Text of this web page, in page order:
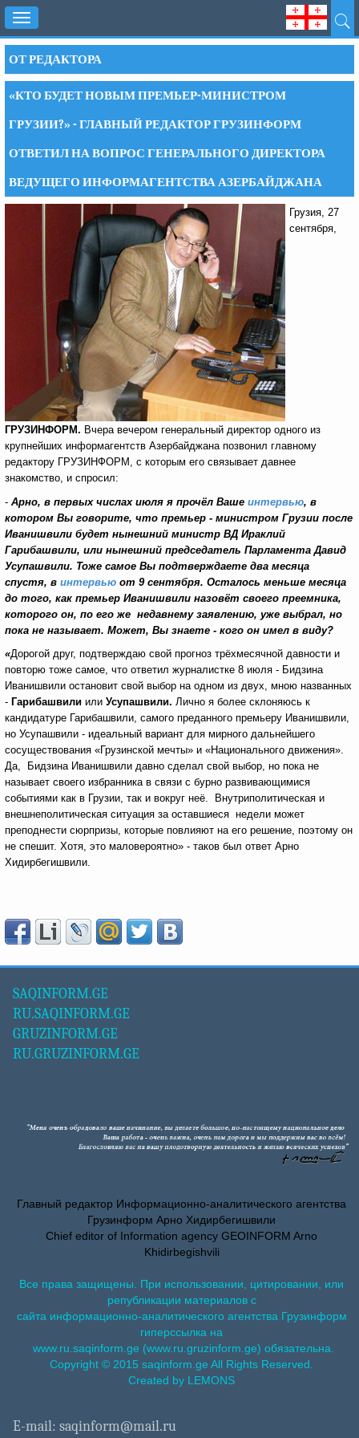
Toggle
navigation
ОТ РЕДАКТОРА
«КТО БУДЕТ НОВЫМ ПРЕМЬЕР-МИНИСТРОМ
ГРУЗИИ?» - ГЛАВНЫЙ РЕДАКТОР ГРУЗИНФОРМ
ОТВЕТИЛ НА ВОПРОС ГЕНЕРАЛЬНОГО ДИРЕКТОРА
ВЕДУЩЕГО ИНФОРМАГЕНТСТВА АЗЕРБАЙДЖАНА
Грузия, 27
сентября,
ГРУЗИНФОРМ. Вчера вечером генеральный директор одного из
крупнейших информагентств Азербайджана позвонил главному
редактору ГРУЗИНФОРМ, с которым его связывает давнее
знакомство, и спросил:
- Арно, в первых числах июля я прочёл Ваше интервью, в
котором Вы говорите, что премьер - министром Грузии после
Иванишвили будет нынешний министр ВД Ираклий
Гарибашвили, или нынешний председатель Парламента Давид
Усупашвили. Тоже самое Вы подтверждаете два месяца
спустя, в интервью от 9 сентября. Осталось меньше месяца
до того, как премьер Иванишвили назовёт своего преемника,
которого он, по его же недавнему заявлению, уже выбрал, но
пока не называет. Может, Вы знаете - кого он имел в виду?
«Дорогой друг, подтверждаю свой прогноз трёхмесячной давности и
повторю тоже самое, что ответил журналистке 8 июля - Бидзина
Иванишвили остановит свой выбор на одном из двух, мною названных
- Гарибашвили или Усупашвили. Лично я более склоняюсь к
кандидатуре Гарибашвили, самого преданного премьеру Иванишвили,
но Усупашвили - идеальный вариант для мирного дальнейшего
сосуществования «Грузинской мечты» и «Национального движения».
Да, Бидзина Иванишвили давно сделал свой выбор, но пока не
называет своего избранника в связи с бурно развивающимися
событиями как в Грузии, так и вокруг неё. Внутриполитическая и
внешнеполитическая ситуация за оставшиеся недели может
преподнести сюрпризы, которые повлияют на его решение, поэтому он
не спешит. Хотя, это маловероятно» - таков был ответ Арно
Хидирбегишвили.
SAQINFORM.GE
RU.SAQINFORM.GE
GRUZINFORM.GE
RU.GRUZINFORM.GE
Главный редактор Информационно-аналитического агентства
Грузинформ Арно Хидирбегишвили
Chief editor of Information agency GEOINFORM Arno
Khidirbegishvili
Все права защищены. При использовании, цитировании, или
републикации материалов с
сайта информационно-аналитического агентства Грузинформ
гиперссылка на
www.ru.saqinform.ge (www.ru.gruzinform.ge) обязательна.
Copyright © 2015 saqinform.ge All Rights Reserved.
Created by LEMONS
E-mail: saqinform@mail.ru